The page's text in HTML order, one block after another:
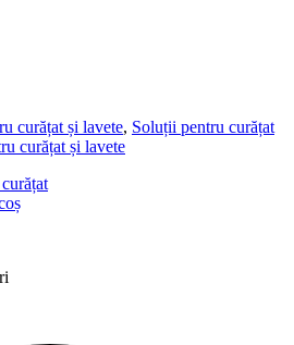
curățat și lavete, Soluții pentru curățat
curățat și lavete